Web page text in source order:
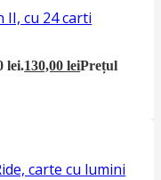
II, cu 24 carti
lei.130,00leiPrețul
carte cu lumini